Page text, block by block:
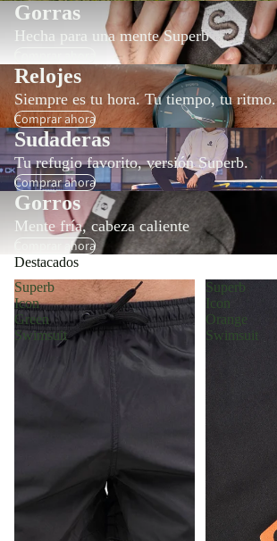
Gorras
Hecha para una mente Superb
Relojes
Siempre es tu hora. Tu tiempo, tu ritmo.
Comprar ahora
Sudaderas
Tu refugio favorito, versión Superb.
Comprar ahora
Gorros
Mente fría, cabeza caliente
Comprar ahora
Destacados
Superb
Icon
Green
Swimsuit
Superb
Icon
Orange
Swimsuit